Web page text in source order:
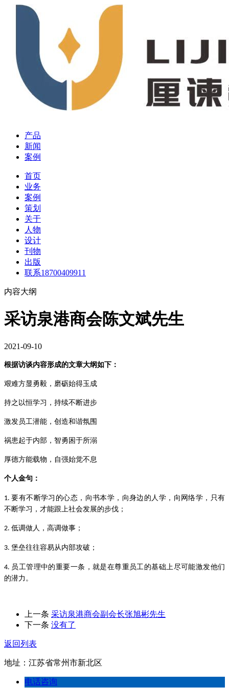
产品
新闻
案例
首页
业务
案例
策划
关于
人物
设计
刊物
出版
联系18700409911
内容大纲
采访泉港商会陈文斌先生
2021-09-10
根据访谈内容形成的文章大纲如下：
艰难方显勇毅，磨砺始得玉成
持之以恒学习，持续不断进步
激发员工潜能，创造和谐氛围
祸患起于内部，智勇困于所溺
厚德方能载物，自强始觉不息
个人金句 ：
1.要有不断学习的心态，向书本学，向身边的人学，向网络学，只有
不断学习，才能跟上社会发展的步伐；
2. 低调做人，高调做事；
3. 堡垒往往容易从内部攻破；
4. 员工管理中的重要一条，就是在尊重员工的基础上尽可能激发他们
的潜力。
上一条 采访泉港商会副会长张旭彬先生
下一条 没有了
返回列表
地址：江苏省常州市新北区
电话咨询